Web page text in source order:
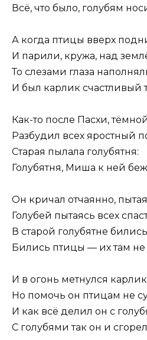
Всё, что было, голубям
А когда птицы вверх
И парили, кружа, над
То слезами глаза
И был карлик счастливый
Как-то после Пасхи,
Разбудил всех яростный
Старая пылала голубятня:
Голубятня, Миша к ней
Он кричал отчаянно,
Голубей пытаясь всех
В старой голубятне
Бились птицы — их там не
И в огонь метнулся
Но помочь он птицам не
И как всё делил он с
С голубями так он и сгорел